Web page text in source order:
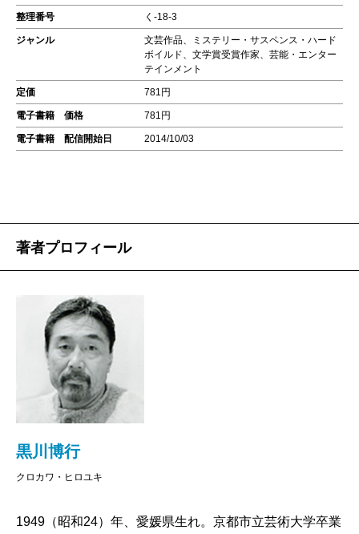
整理番号 く-18-3
ジャンル
文芸作品、ミステリー・サスペンス・ハード
ボイルド、文学賞受賞作家、芸能・エンター
テインメント
定価 781円
電子書籍 価格 781円
電子書籍 配信開始日 2014/10/03
著者プロフィール
黒川博行
クロカワ・ヒロユキ
1949（昭和24）年、愛媛県生れ。京都市立芸術大学卒業